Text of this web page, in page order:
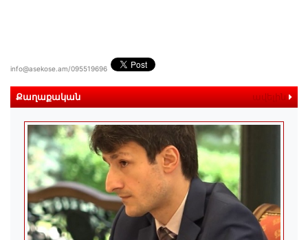
info@asekose.am/095519696
Քաղաքական ավելին